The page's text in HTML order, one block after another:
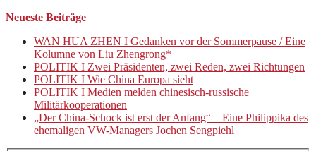
Neueste Beiträge
WAN HUA ZHEN I Gedanken vor der Sommerpause / Eine
Kolumne von Liu Zhengrong*
POLITIK I Zwei Präsidenten, zwei Reden, zwei Richtungen
POLITIK I Wie China Europa sieht
POLITIK I Medien melden chinesisch-russische
Militärkooperationen
„Der China-Schock ist erst der Anfang“ – Eine Philippika des
ehemaligen VW-Managers Jochen Sengpiehl